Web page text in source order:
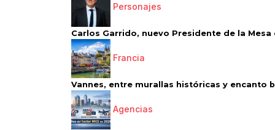
Personajes
Carlos Garrido, nuevo Presidente de la Mesa
Francia
Vannes, entre murallas históricas y encanto
Agencias